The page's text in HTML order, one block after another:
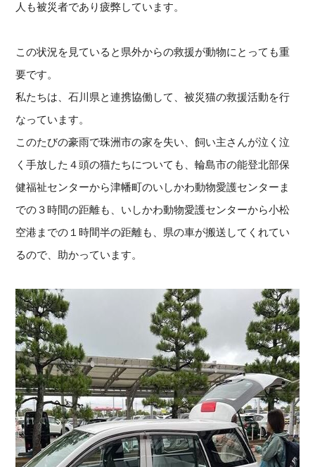
人も被災者であり疲弊しています。
この状況を見ていると県外からの救援が動物にとっても重
要です。
私たちは、石川県と連携協働して、被災猫の救援活動を行
なっています。
このたびの豪雨で珠洲市の家を失い、飼い主さんが泣く泣
く手放した４頭の猫たちについても、輪島市の能登北部保
健福祉センターから津幡町のいしかわ動物愛護センターま
での３時間の距離も、 いしかわ動物愛護センターから小松
空港までの１時間半の距離も、 県の車が搬送してくれてい
るので、助かっています。